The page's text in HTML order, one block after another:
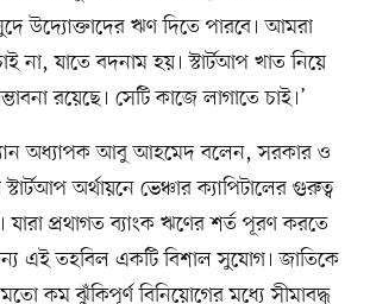
উদ্যোক্তাদের ঋণ দিতে পারবে। আমরা
না, যাতে বদনাম হয়। স্টার্টআপ খাত নিয়ে
রয়েছে। সেটি কাজে লাগাতে চাই।’
অধ্যাপক আবু আহমেদ বলেন, সরকার ও
অর্থায়নে ভেঞ্চার ক্যাপিটালের গুরুত্ব
প্রথাগত ব্যাংক ঋণের শর্ত পূরণ করতে
এই তহবিল একটি বিশাল সুযোগ। জাতিকে
কম ঝুঁকিপূর্ণ বিনিয়োগের মধ্যে সীমাবদ্ধ